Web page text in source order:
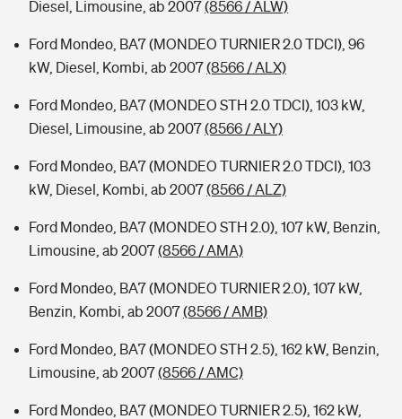
Diesel, Limousine, ab 2007(8566 / ALW)
Ford Mondeo, BA7 (MONDEO TURNIER 2.0 TDCI), 96
kW, Diesel, Kombi, ab 2007(8566 / ALX)
Ford Mondeo, BA7 (MONDEO STH 2.0 TDCI), 103 kW,
Diesel, Limousine, ab 2007(8566 / ALY)
Ford Mondeo, BA7 (MONDEO TURNIER 2.0 TDCI), 103
kW, Diesel, Kombi, ab 2007(8566 / ALZ)
Ford Mondeo, BA7 (MONDEO STH 2.0), 107 kW, Benzin,
Limousine, ab 2007(8566 / AMA)
Ford Mondeo, BA7 (MONDEO TURNIER 2.0), 107 kW,
Benzin, Kombi, ab 2007(8566 / AMB)
Ford Mondeo, BA7 (MONDEO STH 2.5), 162 kW, Benzin,
Limousine, ab 2007(8566 / AMC)
Ford Mondeo, BA7 (MONDEO TURNIER 2.5), 162 kW,